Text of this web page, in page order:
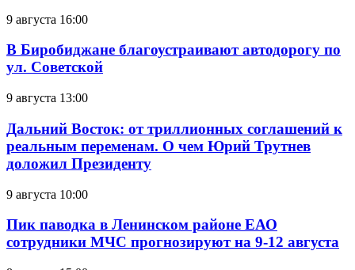
9 августа 16:00
В Биробиджане благоустраивают автодорогу по
ул. Советской
9 августа 13:00
Дальний Восток: от триллионных соглашений к
реальным переменам. О чем Юрий Трутнев
доложил Президенту
9 августа 10:00
Пик паводка в Ленинском районе ЕАО
сотрудники МЧС прогнозируют на 9-12 августа